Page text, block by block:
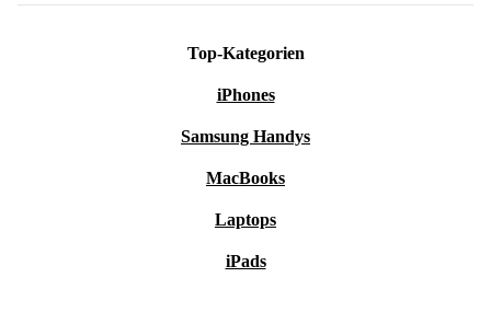
Top-Kategorien
iPhones
Samsung Handys
MacBooks
Laptops
iPads